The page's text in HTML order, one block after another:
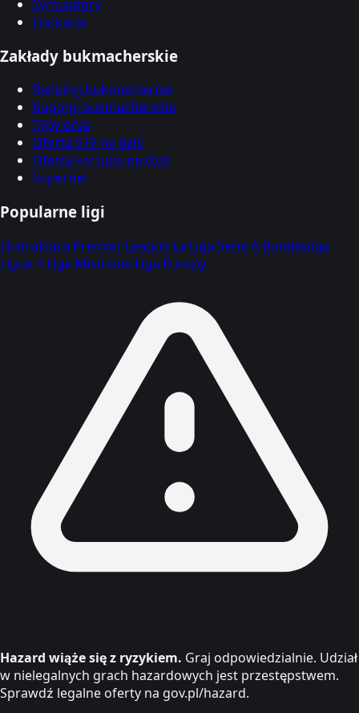
Symulatory
Edukacja
Zakłady bukmacherskie
Ranking bukmacherów
Kupony bukmacherskie
Typy dnia
Oferta STS na dziś
Oferta Fortuna na dziś
Superbet
Popularne ligi
Ekstraklasa Premier League La Liga Serie A Bundesliga
Ligue 1 Liga Mistrzów Liga Europy
Hazard wiąże się z ryzykiem. Graj odpowiedzialnie. Udział
w nielegalnych grach hazardowych jest przestępstwem.
Sprawdź legalne oferty na gov.pl/hazard.